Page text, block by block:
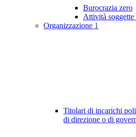
Burocrazia zero
Attività
Organizzazione 1
Titolari di incarichi
di direzione o di